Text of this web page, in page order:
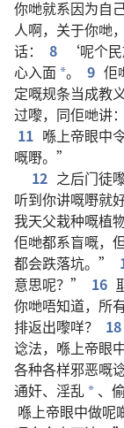
你哋就系因为自
人啊， 关于你哋，
话： 8 ‘呢个
心入面 *。 9 佢
定嘅规条当成教
过嚟， 同佢哋讲
11 喺上帝眼中
嘅嘢。”
12 之后门徒
听到你讲嘅嘢就
我天父栽种嘅植
佢哋都系盲嘅，
都会跌落坑。”
意思呢？” 16
你哋唔知道， 所
排返出嚟咩？ 18
谂法， 喺上帝眼
各种各样邪恶嘅
通奸、 淫乱 * 、
喺上帝眼中做呢